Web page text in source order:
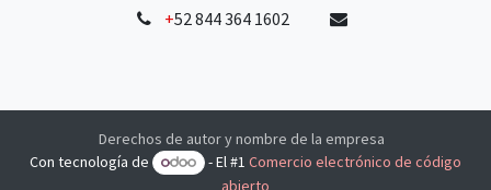
+52 844 364 1602
Derechos de autor y nombre de la empresa
Con tecnología de
- El #1Comercio electrónico de código
abierto